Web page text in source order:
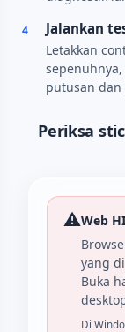
4 Jalankan
Letakkan
putusan dan
Periksa
⚠️Web
yang
Buka
Di